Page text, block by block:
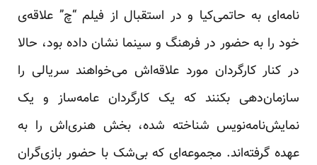
نامه‌ای به حاتمی‌کیا و در استقبال از فیلم “چ” علاقه‌ی
خود را به حضور در فرهنگ و سینما نشان داده بود، حالا
در کنار کارگردان مورد علاقه‌اش می‌خواهند سریالی را
سازمان‌دهی بکنند که یک کارگردان عامه‌ساز و یک
نمایش‌نامه‌نویس شناخته شده، بخش هنری‌اش را به
عهده گرفته‌اند. مجموعه‌ای که بی‌شک با حضور بازی‌گران